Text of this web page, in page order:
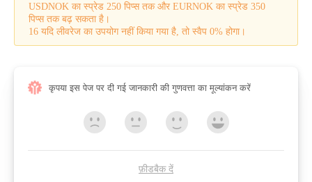
USDNOK का स्प्रेड 250 पिप्स तक और EURNOK का स्प्रेड 350
पिप्स तक बढ़ सकता है।
16 यदि लीवरेज का उपयोग नहीं किया गया है, तो स्वैप 0% होगा।
कृपया इस पेज पर दी गई जानकारी की गुणवत्ता का मूल्यांकन करें
फ़ीडबैक दें